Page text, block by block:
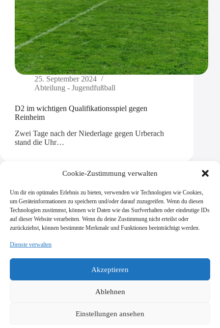
Cookie-Zustimmung verwalten
Um dir ein optimales Erlebnis zu bieten, verwenden wir Technologien wie Cookies,
um Geräteinformationen zu speichern und/oder darauf zuzugreifen. Wenn du diesen
Technologien zustimmst, können wir Daten wie das Surfverhalten oder eindeutige IDs
auf dieser Website verarbeiten. Wenn du deine Zustimmung nicht erteilst oder
zurückziehst, können bestimmte Merkmale und Funktionen beeinträchtigt werden.
Dienste verwalten
Akzeptieren
Ablehnen
Einstellungen ansehen
25. September 2024
Abteilung - Jugendfußball
D2 im wichtigen Qualifikationsspiel gegen
Reinheim
Zwei Tage nach der Niederlage gegen Urberach
stand die Uhr…
Mehr laden
SV Viktoria Klein-Zimmern 1945 e.V.
Impressum